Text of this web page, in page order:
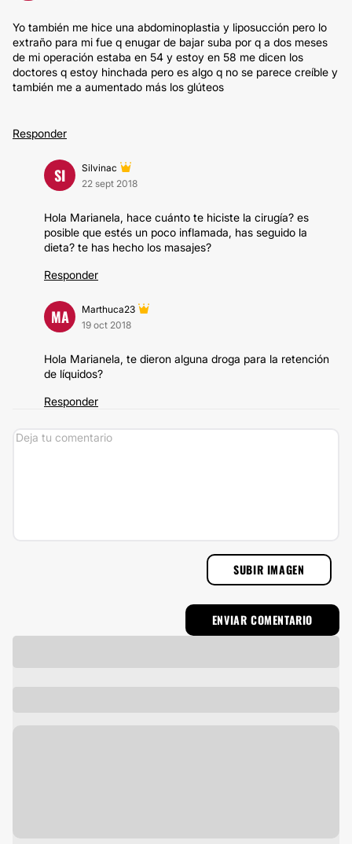
Yo también me hice una abdominoplastia y liposucción pero lo
extraño para mi fue q enugar de bajar suba por q a dos meses
de mi operación estaba en 54 y estoy en 58 me dicen los
doctores q estoy hinchada pero es algo q no se parece creíble y
también me a aumentado más los glúteos
Responder
SI
Silvinac
22 sept 2018
Hola Marianela, hace cuánto te hiciste la cirugía? es
posible que estés un poco inflamada, has seguido la
dieta? te has hecho los masajes?
Responder
MA
Marthuca23
19 oct 2018
Hola Marianela, te dieron alguna droga para la retención
de líquidos?
Responder
SUBIR IMAGEN